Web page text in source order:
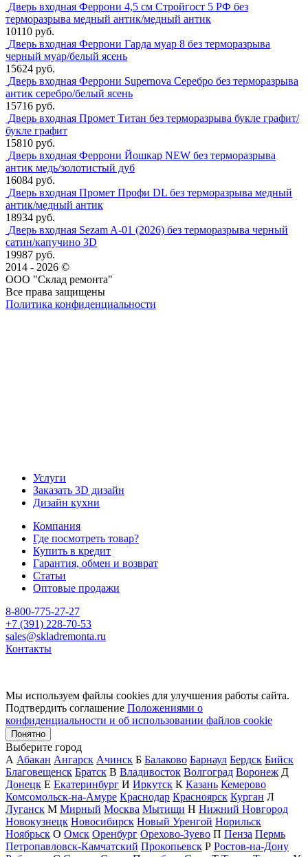
Дверь входная Феррони 4,5 см Стройгост 5 РФ без
терморазрыва медный антик/медный антик
10110 руб.
Дверь входная Феррони Гарда муар 8 без терморазрыва
черный муар/белый ясень
15624 руб.
Дверь входная Феррони Supernova Серебро без терморазрыва
антик серебро/белый ясень
15716 руб.
Дверь входная Промет Титан без терморазрыва букле графит/
букле графит
15810 руб.
Дверь входная Феррони Йошкар NEW без терморазрыва
антик медь/золотистый дуб
16084 руб.
Дверь входная Промет Профи DL без терморазрыва медный
антик/медный антик
18934 руб.
Дверь входная Sezam A-01 (2026) без терморазрыва черный
сатин/капучино 3D
19987 руб.
2014 - 2026 ©
ООО "Склад ремонта"
Все права защищены
Политика конфиденциальности
Услуги
Заказать 3D дизайн
Дизайн кухни
Компания
Где посмотреть товар?
Купить в кредит
Гарантия, обмен и возврат
Статьи
Оптовые продажи
8-800-775-27-27
+7 (391) 228-70-53
sales@skladremonta.ru
Контакты
Мы используем файлы cookies для улучшения работы сайта.
Подтвердить соглашение Положениями о
конфиденциальности и об использовании файлов cookie
Понятно
Выберите город
А Абакан Ангарск Ачинск Б Балаково Барнаул Бердск Бийск
Благовещенск Братск В Владивосток Волгоград Воронеж Д
Донецк Е Екатеринбург И Иркутск К Казань Кемерово
Комсомольск-на-Амуре Краснодар Красноярск Курган Л
Луганск М Мирный Москва Мытищи Н Нижний Новгород
Новокузнецк Новосибирск Новый Уренгой Норильск
Ноябрьск О Омск Оренбург Орехово-Зуево П Пенза Пермь
Петропавловск-Камчатский Прокопьевск Р Ростов-на-Дону